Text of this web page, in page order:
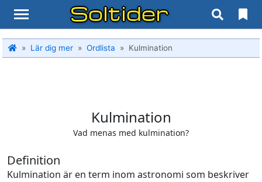
Soltider
Lär dig mer Ordlista Kulmination
Kulmination
Vad menas med kulmination?
Definition
Kulmination är en term inom astronomi som beskriver